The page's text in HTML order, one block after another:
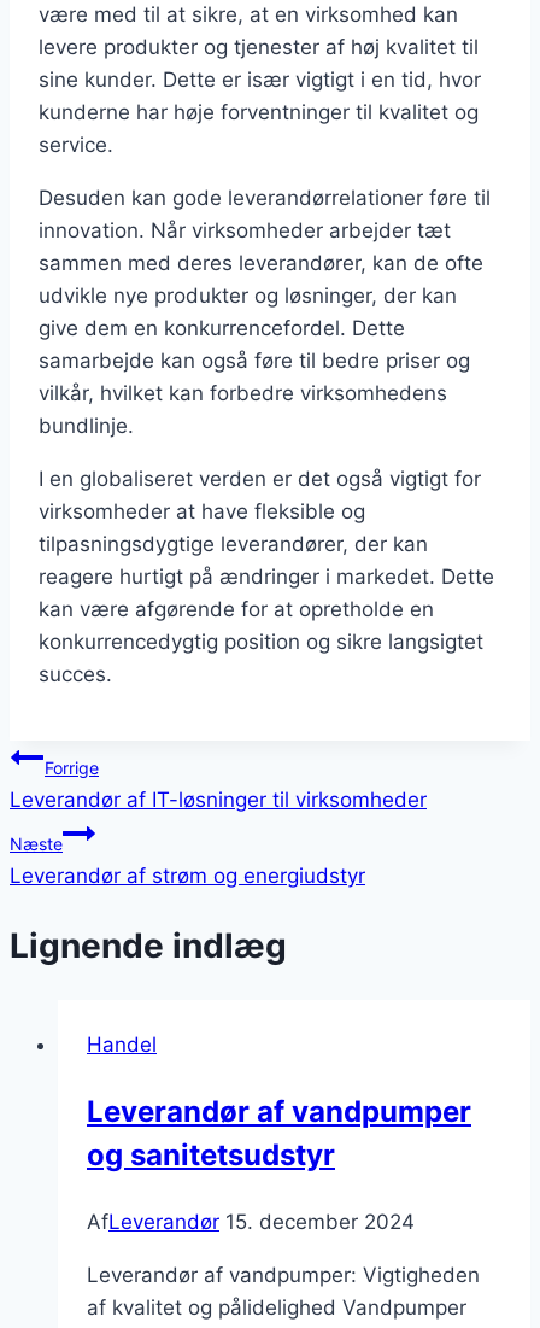
være med til at sikre, at en virksomhed kan
levere produkter og tjenester af høj kvalitet til
sine kunder. Dette er især vigtigt i en tid, hvor
kunderne har høje forventninger til kvalitet og
service.
Desuden kan gode leverandørrelationer føre til
innovation. Når virksomheder arbejder tæt
sammen med deres leverandører, kan de ofte
udvikle nye produkter og løsninger, der kan
give dem en konkurrencefordel. Dette
samarbejde kan også føre til bedre priser og
vilkår, hvilket kan forbedre virksomhedens
bundlinje.
I en globaliseret verden er det også vigtigt for
virksomheder at have fleksible og
tilpasningsdygtige leverandører, der kan
reagere hurtigt på ændringer i markedet. Dette
kan være afgørende for at opretholde en
konkurrencedygtig position og sikre langsigtet
succes.
Indlægsnavigation
Forrige
Leverandør af IT-løsninger til virksomheder
Næste
Leverandør af strøm og energiudstyr
Lignende indlæg
Handel
Leverandør af vandpumper
og sanitetsudstyr
AfLeverandør 15. december 2024
Leverandør af vandpumper: Vigtigheden
af kvalitet og pålidelighed Vandpumper